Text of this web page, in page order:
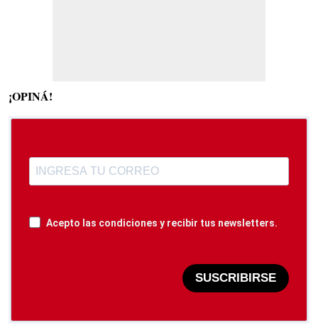
¡OPINÁ!
Acepto las condiciones y recibir tus newsletters.
SUSCRIBIRSE